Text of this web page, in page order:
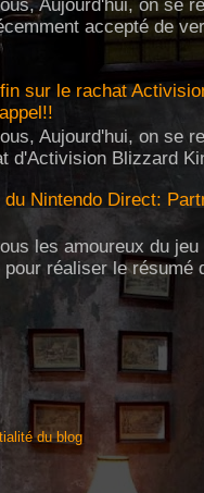
Aujourd'hui, on se
accepté de
sur le rachat
Aujourd'hui, on se
d'Activision Blizzard
du Nintendo Direct:
les amoureux du
pour réaliser le résumé
du blog